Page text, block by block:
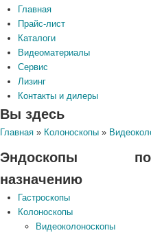
Главная
Прайс-лист
Каталоги
Видеоматериалы
Сервис
Лизинг
Контакты и дилеры
Вы здесь
Главная » Колоноскопы »
Эндоскопы по
назначению
Гастроскопы
Колоноскопы
Видеоколоноскопы